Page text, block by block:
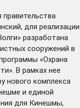
для реализации
разработана
сооружений в
«Охрана
В рамках нее
нового комплекса
и единой
для Кинешмы,